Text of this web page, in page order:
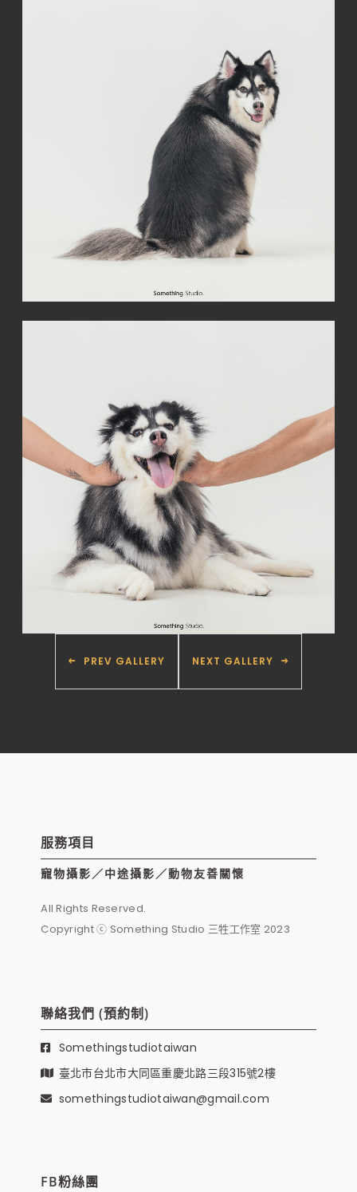
PREV GALLERY NEXT GALLERY
服務項目
寵物攝影／中途攝影／動物友善關懷
All Rights Reserved.
Copyright ⓒ Something Studio 三牲工作室 2023
聯絡我們 (預約制)
Somethingstudiotaiwan
臺北市台北市大同區重慶北路三段315號2樓
somethingstudiotaiwan@gmail.com
FB粉絲團